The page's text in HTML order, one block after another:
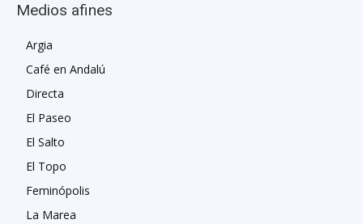
Medios afines
Argia
Café en Andalú
Directa
El Paseo
El Salto
El Topo
Feminópolis
La Marea